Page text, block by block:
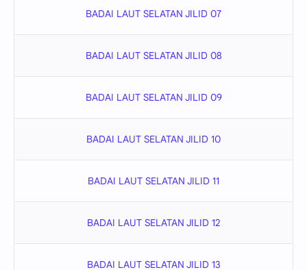
BADAI LAUT SELATAN JILID 07
BADAI LAUT SELATAN JILID 08
BADAI LAUT SELATAN JILID 09
BADAI LAUT SELATAN JILID 10
BADAI LAUT SELATAN JILID 11
BADAI LAUT SELATAN JILID 12
BADAI LAUT SELATAN JILID 13